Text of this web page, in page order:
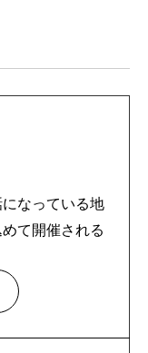
なっている地
て開催される